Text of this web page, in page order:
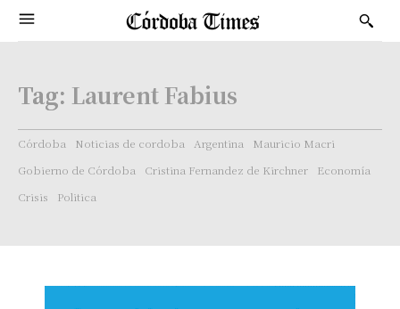
Tag: Laurent Fabius
Córdoba Noticias de cordoba Argentina
Mauricio Macri
Gobierno de Córdoba
Cristina Fernandez de Kirchner
Economía
Crisis
Politica